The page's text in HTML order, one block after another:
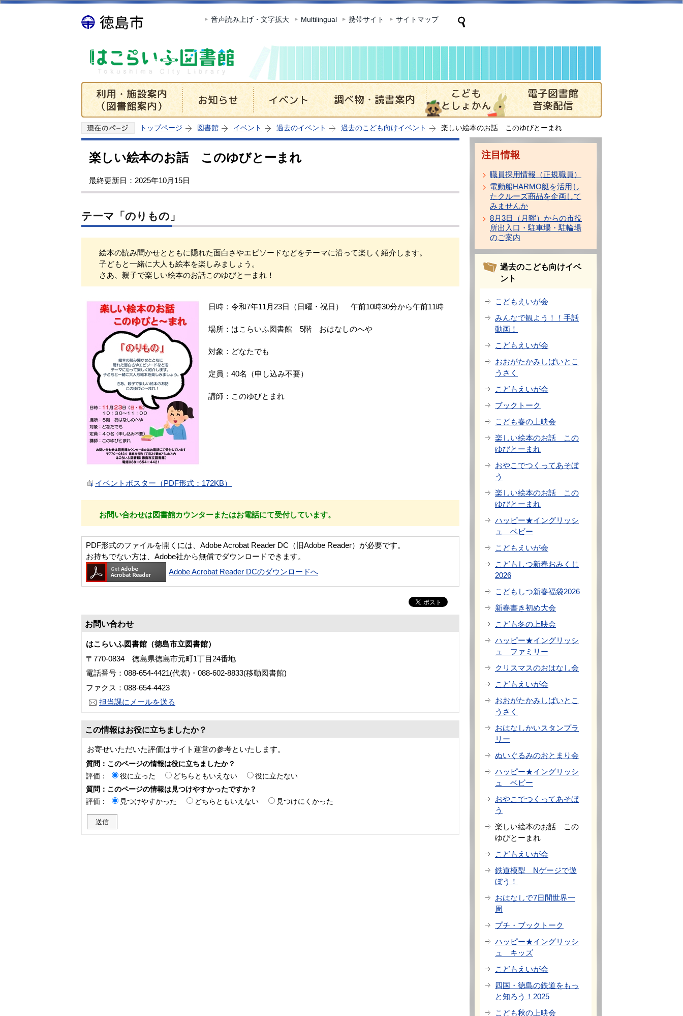
このページの本文へ移動
音声読み上げ・文字拡大 Multilingual 携帯サイト サイトマップ
トップページ 図書館 イベント 過去のイベント 過去のこども向けイベント 楽しい絵本のお話 このゆびとーまれ
楽しい絵本のお話 このゆびとーまれ
最終更新日：2025年10月15日
テーマ「のりもの」
絵本の読み聞かせとともに隠れた面白さやエピソードなどをテーマに沿って楽しく紹介します。
子どもと一緒に大人も絵本を楽しみましょう。
さあ、親子で楽しい絵本のお話このゆびとーまれ！
日時：令和7年11月23日（日曜・祝日） 午前10時30分から午前11時
場所：はこらいふ図書館 5階 おはなしのへや
対象：どなたでも
定員：40名（申し込み不要）
講師：このゆびとまれ
イベントポスター（PDF形式：172KB）
お問い合わせは図書館カウンターまたはお電話にて受付しています。
PDF形式のファイルを開くには、Adobe Acrobat Reader DC（旧Adobe Reader）が必要です。
お持ちでない方は、Adobe社から無償でダウンロードできます。
Adobe Acrobat Reader DCのダウンロードへ
お問い合わせ
はこらいふ図書館（徳島市立図書館）
〒770-0834 徳島県徳島市元町1丁目24番地
電話番号：088-654-4421(代表)・088-602-8833(移動図書館)
ファクス：088-654-4423
担当課にメールを送る
この情報はお役に立ちましたか？
お寄せいただいた評価はサイト運営の参考といたします。
質問：このページの情報は役に立ちましたか？
評価：
役に立った どちらともいえない
役に立たない
質問：このページの情報は見つけやすかったですか？
評価：
見つけやすかった どちらともいえない 見つけにくかった
注目情報
職員採用情報（正規職員）
電動船HARMO艇を活用し
たクルーズ商品を企画して
みませんか
8月3日（月曜）からの市役
所出入口・駐車場・駐輪場
のご案内
過去のこども向けイベ
ント
こどもえいが会
みんなで観よう！！手話
動画！
こどもえいが会
おおがたかみしばいとこ
うさく
こどもえいが会
ブックトーク
こども春の上映会
楽しい絵本のお話 この
ゆびとーまれ
おやこでつくってあそぼ
う
楽しい絵本のお話 この
ゆびとーまれ
ハッピー★イングリッシ
ュ ベビー
こどもえいが会
こどもしつ新春おみくじ
2026
こどもしつ新春福袋2026
新春書き初め大会
こども冬の上映会
ハッピー★イングリッシ
ュ ファミリー
クリスマスのおはなし会
こどもえいが会
おおがたかみしばいとこ
うさく
おはなしかいスタンプラ
リー
ぬいぐるみのおとまり会
ハッピー★イングリッシ
ュ ベビー
おやこでつくってあそぼ
う
楽しい絵本のお話 この
ゆびとーまれ
こどもえいが会
鉄道模型 Nゲージで遊
ぼう！
おはなしで7日間世界一
周
プチ・ブックトーク
ハッピー★イングリッシ
ュ キッズ
こどもえいが会
四国・徳島の鉄道をもっ
と知ろう！2025
こども秋の上映会